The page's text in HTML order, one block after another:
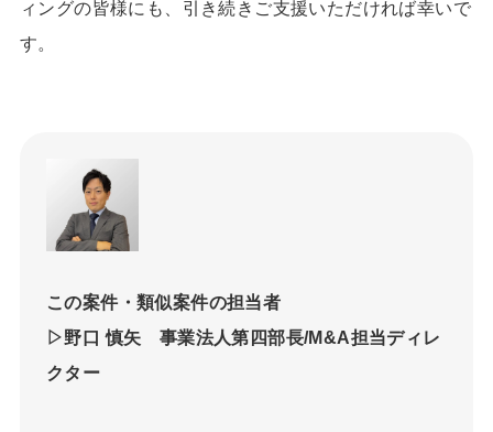
ィングの皆様にも、引き続きご支援いただければ幸いで
す。
この案件・類似案件の担当者
▷野口 慎矢 事業法人第四部長/M&A担当ディレ
クター